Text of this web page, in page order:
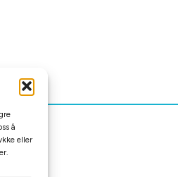
å
eller